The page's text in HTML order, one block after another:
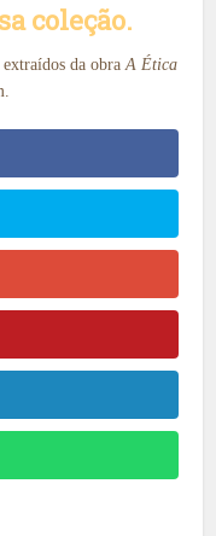
coleção.
extraídos da obraA Ética